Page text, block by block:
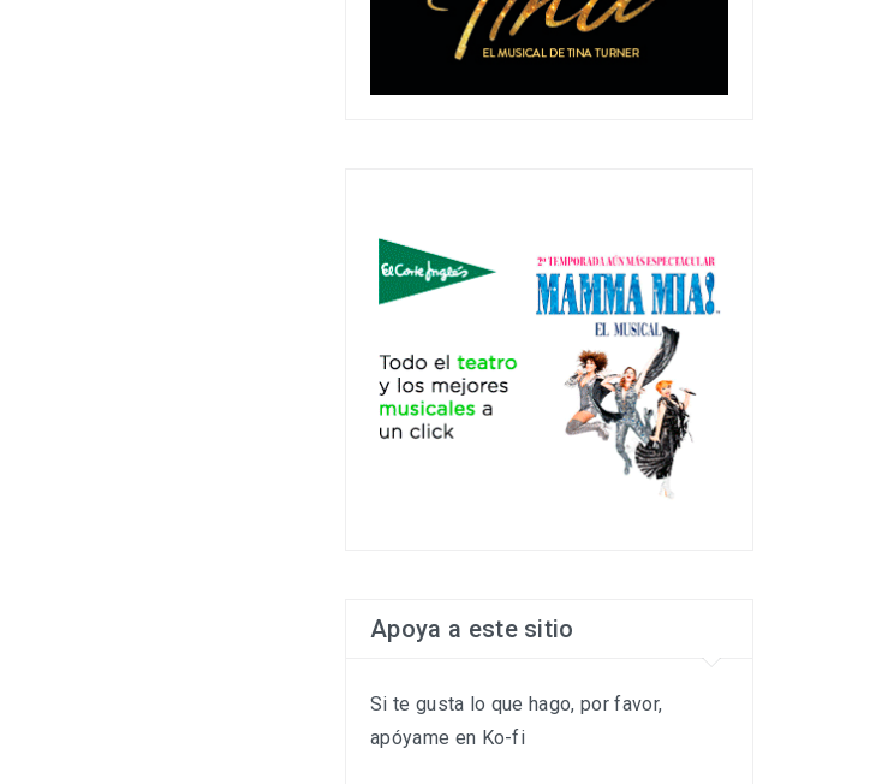
Apoya a este sitio
Si te gusta lo que hago, por favor,
apóyame en Ko-fi